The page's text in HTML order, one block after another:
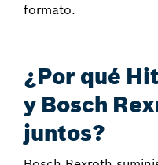
formato.
¿Por qué
y Bosch
juntos?